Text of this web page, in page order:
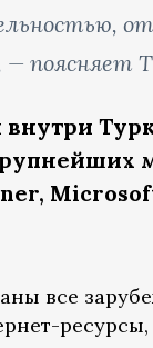
поясняет
все
ресурсы,